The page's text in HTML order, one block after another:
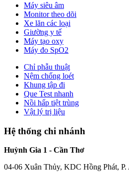
Máy siêu âm
Monitor theo dõi
Xe lăn các loại
Giường y tế
Máy tạo oxy
Máy đo SpO2
Chỉ phẫu thuật
Nệm chống loét
Khung tập đi
Que Test nhanh
Nồi hấp tiệt trùng
Vật lý trị liệu
Hệ thống chi nhánh
Huỳnh Gia 1 - Cần Thơ
04-06 Xuân Thủy, KDC Hồng Phát,